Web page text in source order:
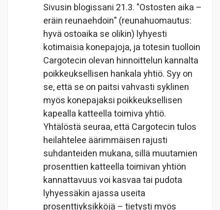
Sivusin blogissani 21.3. "Ostosten aika –
eräin reunaehdoin" (reunahuomautus:
hyvä ostoaika se olikin) lyhyesti
kotimaisia konepajoja, ja totesin tuolloin
Cargotecin olevan hinnoittelun kannalta
poikkeuksellisen hankala yhtiö. Syy on
se, että se on paitsi vahvasti syklinen
myös konepajaksi poikkeuksellisen
kapealla katteella toimiva yhtiö.
Yhtälöstä seuraa, että Cargotecin tulos
heilahtelee äärimmäisen rajusti
suhdanteiden mukana, sillä muutamien
prosenttien katteella toimivan yhtiön
kannattavuus voi kasvaa tai pudota
lyhyessäkin ajassa useita
prosenttiyksikköjä – tietysti myös